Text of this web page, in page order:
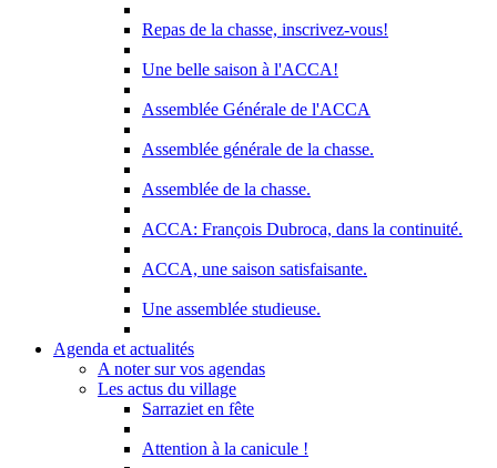
Repas de la chasse, inscrivez-vous!
Une belle saison à l'ACCA!
Assemblée Générale de l'ACCA
Assemblée générale de la chasse.
Assemblée de la chasse.
ACCA: François Dubroca, dans la continuité.
ACCA, une saison satisfaisante.
Une assemblée studieuse.
Agenda et actualités
A noter sur vos agendas
Les actus du village
Sarraziet en fête
Attention à la canicule !